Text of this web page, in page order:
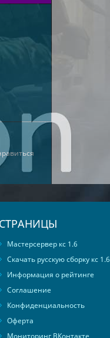
СТРАНИЦЫ
Мастерсервер кс 1.6
Скачать русскую сборку кс 1.6
Информация о рейтинге
Соглашение
Конфиденциальность
Оферта
Мониторинг ВКонтакте